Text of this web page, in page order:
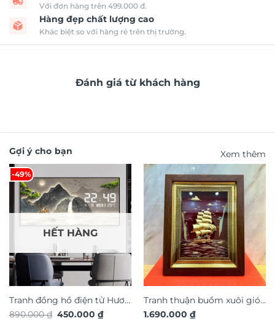
Với đơn hàng trên 499.000 đ.
Hàng đẹp chất lượng cao
Khác biệt so với hàng rẻ trên thị trường.
Đánh giá từ khách hàng
Gợi ý cho bạn Xem thêm
-49%
HẾT HÀNG
Tranh đồng hồ điện tử Hươu
Tài Lộc TG4916S
890.000₫ Giá
450.000₫Giá
Tranh thuận buồm xuôi gió
quà tặng cao cấp TDV19
1.690.000 ₫